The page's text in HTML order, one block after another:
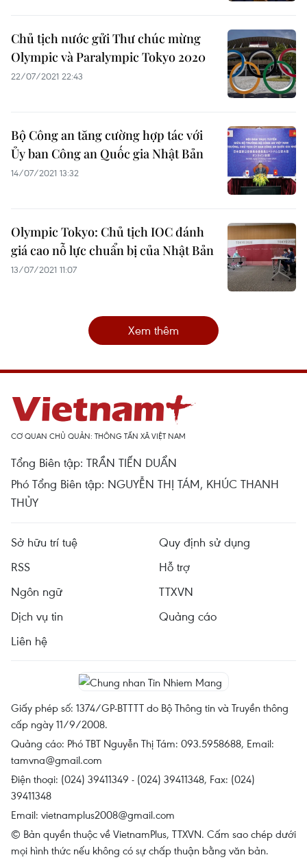
Chủ tịch nước gửi Thư chúc mừng
Olympic và Paralympic Tokyo 2020
22/07/2021 22:43
Bộ Công an tăng cường hợp tác với
Ủy ban Công an Quốc gia Nhật Bản
14/07/2021 13:32
Olympic Tokyo: Chủ tịch IOC đánh
giá cao nỗ lực chuẩn bị của Nhật Bản
13/07/2021 11:07
Xem thêm
CƠ QUAN CHỦ QUẢN: THÔNG TẤN XÃ VIỆT NAM
Tổng Biên tập: TRẦN TIẾN DUẨN
Phó Tổng Biên tập: NGUYỄN THỊ TÁM, KHÚC THANH
THỦY
Sở hữu trí tuệ
Quy định sử dụng
RSS
Hỗ trợ
Ngôn ngữ
TTXVN
Dịch vụ tin
Quảng cáo
Liên hệ
Giấy phép số: 1374/GP-BTTTT do Bộ Thông tin và Truyền thông
cấp ngày 11/9/2008.
Quảng cáo: Phó TBT Nguyễn Thị Tám: 093.5958688, Email:
tamvna@gmail.com
Điện thoại: (024) 39411349 - (024) 39411348, Fax: (024)
39411348
Email: vietnamplus2008@gmail.com
© Bản quyền thuộc về VietnamPlus, TTXVN. Cấm sao chép dưới
mọi hình thức nếu không có sự chấp thuận bằng văn bản.